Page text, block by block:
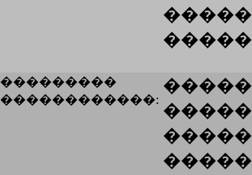
���������
������������:
�����